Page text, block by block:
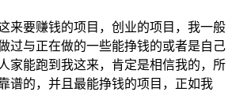
来要赚钱的项目，创业的项目，我一般
过与正在做的一些能挣钱的或者是自己
家能跑到我这来，肯定是相信我的，所
谱的，并且最能挣钱的项目，正如我